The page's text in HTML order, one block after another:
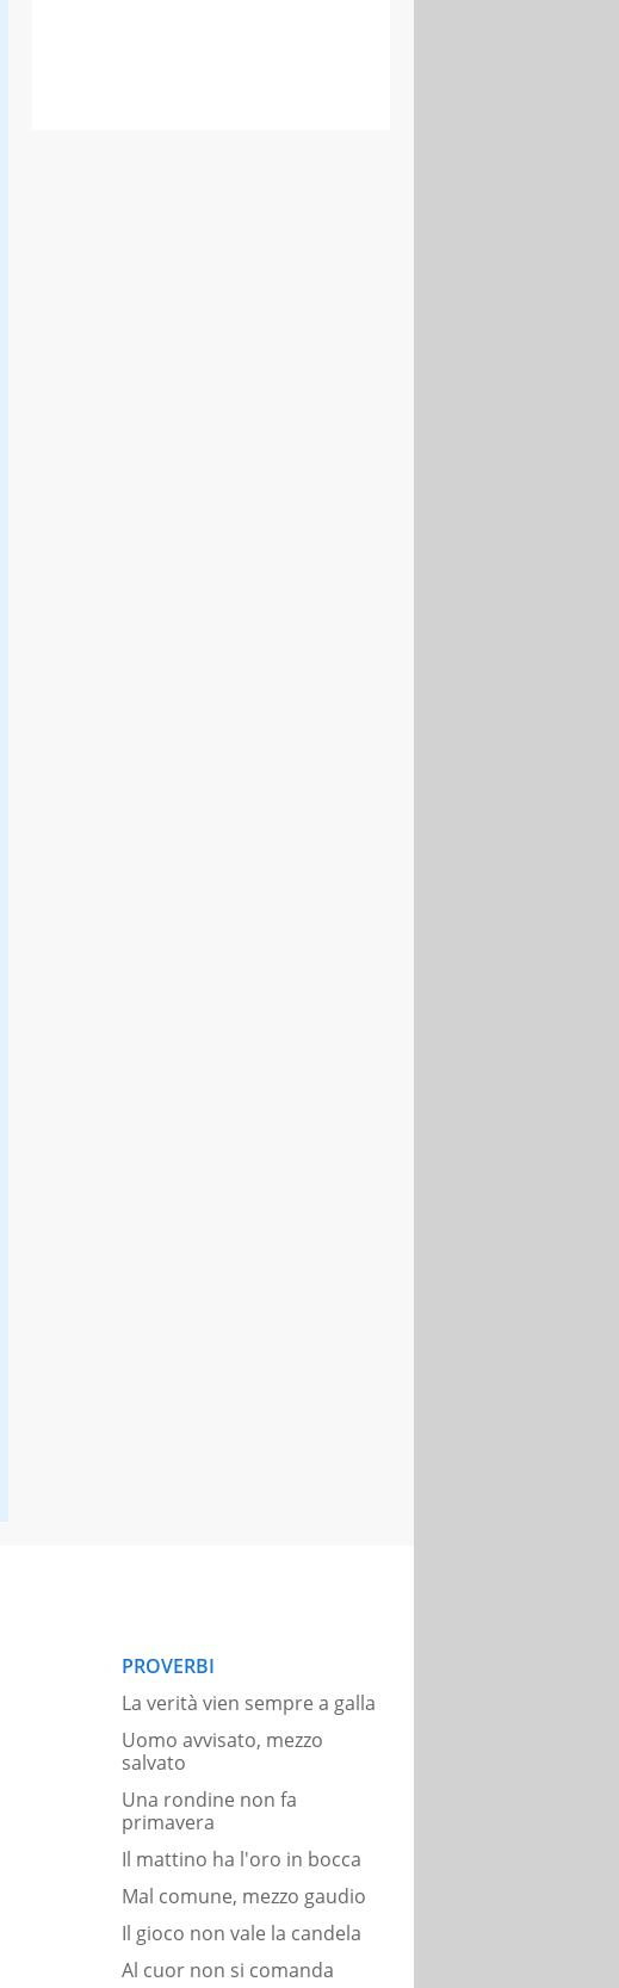
PROVERBI
La verità vien sempre a galla
Uomo avvisato, mezzo
salvato
Una rondine non fa
primavera
Il mattino ha l'oro in bocca
Mal comune, mezzo gaudio
Il gioco non vale la candela
Al cuor non si comanda